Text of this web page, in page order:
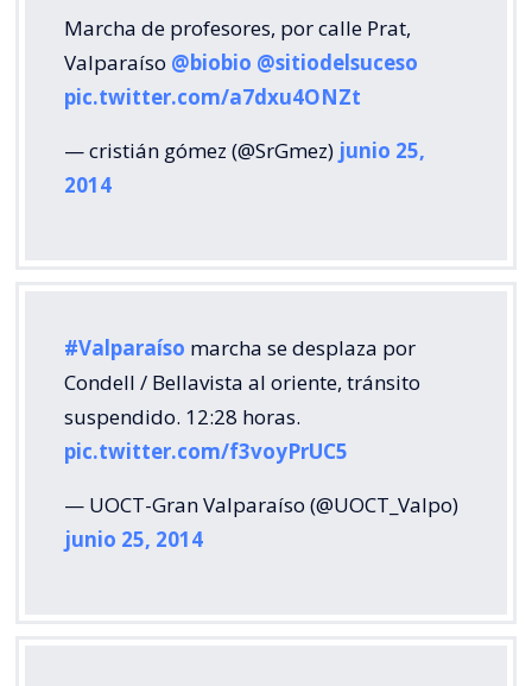
Marcha de profesores, por calle Prat,
Valparaíso @biobio @sitiodelsuceso
pic.twitter.com/a7dxu4ONZt
— cristián gómez (@SrGmez) junio 25,
2014
#Valparaíso marcha se desplaza por
Condell / Bellavista al oriente, tránsito
suspendido. 12:28 horas.
pic.twitter.com/f3voyPrUC5
— UOCT-Gran Valparaíso (@UOCT_Valpo)
junio 25, 2014